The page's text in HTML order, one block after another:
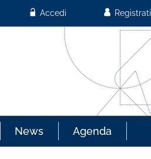
Registrati
Accedi
News Agenda